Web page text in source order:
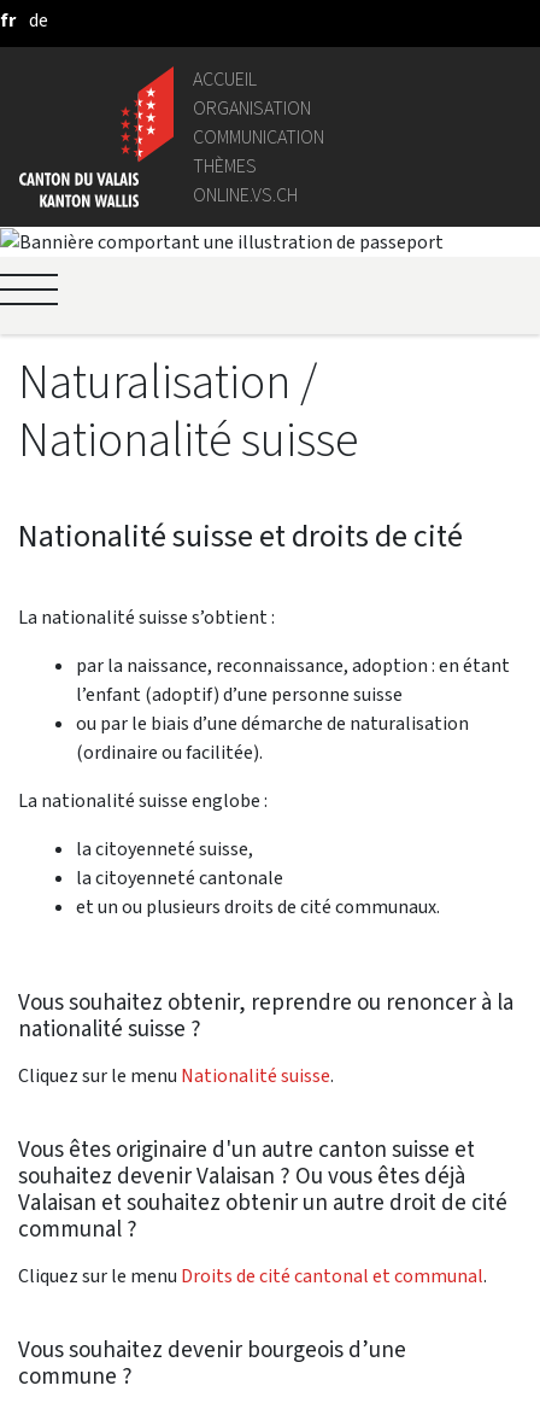
Saut au contenu principal
fr de
ACCUEIL
ORGANISATION
COMMUNICATION
THÈMES
ONLINE.VS.CH
Naturalisation /
Nationalité suisse
Nationalité suisse et droits de cité
La nationalité suisse s’obtient :
par la naissance, reconnaissance, adoption : en étant
l’enfant (adoptif) d’une personne suisse
ou par le biais d’une démarche de naturalisation
(ordinaire ou facilitée).
La nationalité suisse englobe :
la citoyenneté suisse,
la citoyenneté cantonale
et un ou plusieurs droits de cité communaux.
Vous souhaitez obtenir, reprendre ou renoncer à la
nationalité suisse ?
Cliquez sur le menu Nationalité suisse.
Vous êtes originaire d'un autre canton suisse et
souhaitez devenir Valaisan ? Ou vous êtes déjà
Valaisan et souhaitez obtenir un autre droit de cité
communal ?
Cliquez sur le menu Droits de cité cantonal et communal.
Vous souhaitez devenir bourgeois d’une
commune ?